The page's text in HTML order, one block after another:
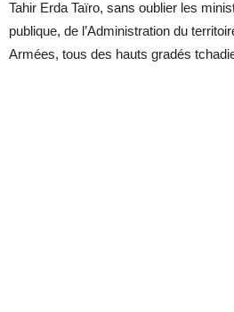
Tahir Erda Taïro, sans oublier les
publique, de l’Administration du
Armées, tous des hauts gradés